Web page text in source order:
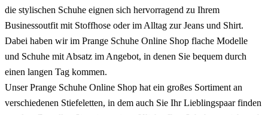
die stylischen Schuhe eignen sich hervorragend zu Ihrem
Businessoutfit mit Stoffhose oder im Alltag zur Jeans und Shirt.
Dabei haben wir im Prange Schuhe Online Shop flache Modelle
und Schuhe mit Absatz im Angebot, in denen Sie bequem durch
einen langen Tag kommen.
Unser Prange Schuhe Online Shop hat ein großes Sortiment an
verschiedenen Stiefeletten, in dem auch Sie Ihr Lieblingspaar finden